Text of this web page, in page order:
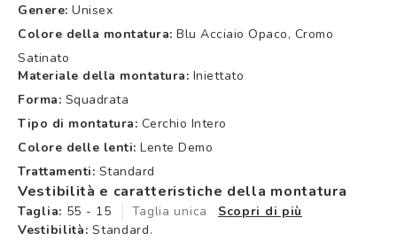
Genere: Unisex
Colore della montatura: Blu Acciaio Opaco, Cromo
Satinato
Materiale della montatura: Iniettato
Forma: Squadrata
Tipo di montatura: Cerchio Intero
Colore delle lenti: Lente Demo
Trattamenti: Standard
Vestibilità e caratteristiche della montatura
Taglia: 55 - 15 Taglia unica
Scopri di più
Vestibilità: Standard.